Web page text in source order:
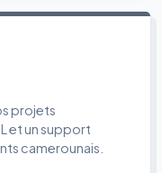
projets
et un support
camerounais.